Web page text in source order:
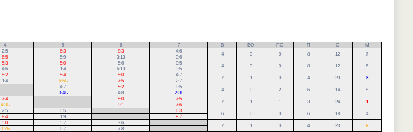
4 5 6 7 В ВО ПО П О
М
2:5 6:3 8:3 4:6
4 0 0 8 12 7
6:5 5:9 3:13
3:6
5:3 5:0 5:6 0:5
4 0 0 8 12 6
4:6 1:4 6:10
3:5
5:2 5:4 5:0 4:7
7 1 0 4 23 3
1:4 6:5Б 7:5
2:7
4:7 5:2 0:5
4 0 2 6 14 5
3:4Б 4:8
2:3Б
7:4 5:0 7:5
7 1 1 3 24 1
4:3Б 9:1
7:6
2:5 0:5 6:3
6 0 0 6 18 4
8:4 1:9
8:7
5:0 5:7 3:6
7 1 0 4 23 2
3:2Б 6:7 7:8